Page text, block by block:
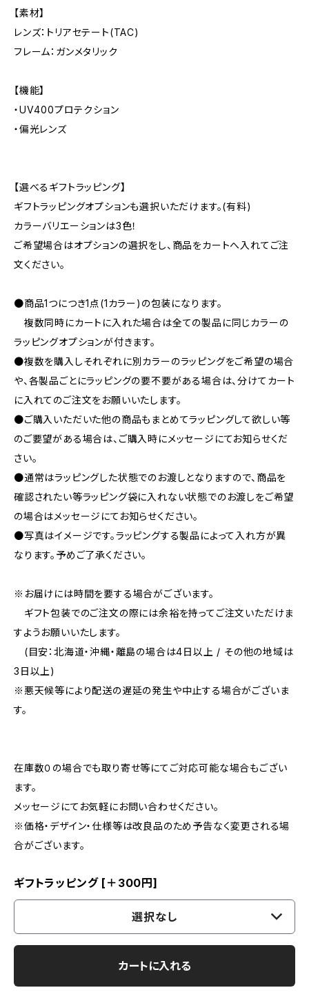
【素材】
レンズ：トリアセテート(TAC)
フレーム：ガンメタリック
【機能】
・UV400プロテクション
・偏光レンズ
【選べるギフトラッピング】
ギフトラッピングオプションも選択いただけます。(有料)
カラーバリエーションは3色！
ご希望場合はオプションの選択をし、商品をカートへ入れてご注
文ください。
●商品1つにつき1点(1カラー)の包装になります。
複数同時にカートに入れた場合は全ての製品に同じカラーの
ラッピングオプションが付きます。
●複数を購入しそれぞれに別カラーのラッピングをご希望の場合
や、各製品ごとにラッピングの要不要がある場合は、分けてカート
に入れてのご注文をお願いいたします。
●ご購入いただいた他の商品もまとめてラッピングして欲しい等
のご要望がある場合は、ご購入時にメッセージにてお知らせくだ
さい。
●通常はラッピングした状態でのお渡しとなりますので、商品を
確認されたい等ラッピング袋に入れない状態でのお渡しをご希望
の場合はメッセージにてお知らせください。
●写真はイメージです。ラッピングする製品によって入れ方が異
なります。予めご了承ください。
※お届けには時間を要する場合がございます。
ギフト包装でのご注文の際には余裕を持ってご注文いただけま
すようお願いいたします。
(目安：北海道・沖縄・離島の場合は4日以上 / その他の地域は
3日以上)
※悪天候等により配送の遅延の発生や中止する場合がございま
す。
在庫数０の場合でも取り寄せ等にてご対応可能な場合もござい
ます。
メッセージにてお気軽にお問い合わせください。
※価格・デザイン・仕様等は改良品のため予告なく変更される場
合がございます。
ギフトラッピング [＋300円]
選択なし
カートに入れる